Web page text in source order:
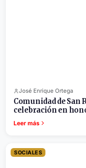
José Enrique Ortega
Comunidad de San
celebración en
Leer más
SOCIALES